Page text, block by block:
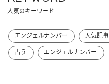
人気のキーワード
エンジェルナンバー 人気記事
占う
エンジェルナンバー